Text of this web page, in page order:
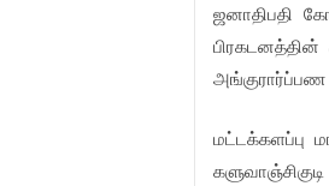
ஜனாதிபதி
பிரகடனத்தின்
அங்குரார்ப்பண
மட்டக்களப்பு
களுவாஞ்சிகுடி